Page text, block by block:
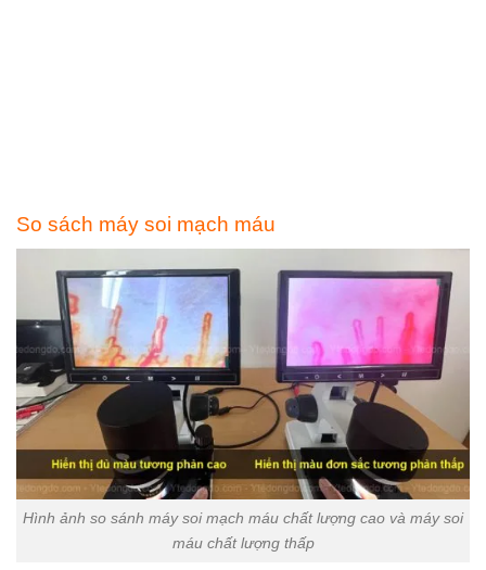
So sách máy soi mạch máu
Hình ảnh so sánh máy soi mạch máu chất lượng cao và máy soi
máu chất lượng thấp